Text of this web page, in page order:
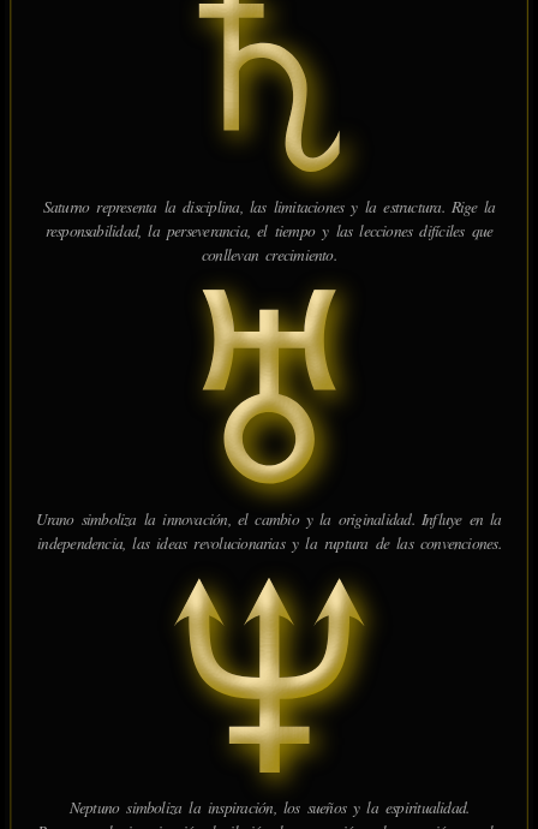
Saturno representa la disciplina, las limitaciones y la estructura. Rige la
responsabilidad, la perseverancia, el tiempo y las lecciones difíciles que
conllevan crecimiento.
Urano simboliza la innovación, el cambio y la originalidad. Influye en la
independencia, las ideas revolucionarias y la ruptura de las convenciones.
Neptuno simboliza la inspiración, los sueños y la espiritualidad.